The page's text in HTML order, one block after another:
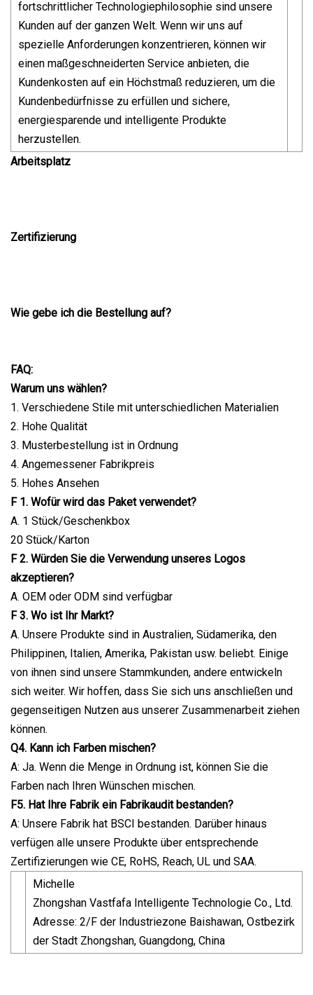
fortschrittlicher Technologiephilosophie sind unsere
Kunden auf der ganzen Welt. Wenn wir uns auf
spezielle Anforderungen konzentrieren, können wir
einen maßgeschneiderten Service anbieten, die
Kundenkosten auf ein Höchstmaß reduzieren, um die
Kundenbedürfnisse zu erfüllen und sichere,
energiesparende und intelligente Produkte
herzustellen.
Arbeitsplatz
Zertifizierung
Wie gebe ich die Bestellung auf?
FAQ:
Warum uns wählen?
1. Verschiedene Stile mit unterschiedlichen Materialien
2. Hohe Qualität
3. Musterbestellung ist in Ordnung
4. Angemessener Fabrikpreis
5. Hohes Ansehen
F 1. Wofür wird das Paket verwendet?
A. 1 Stück/Geschenkbox
20 Stück/Karton
F 2. Würden Sie die Verwendung unseres Logos
akzeptieren?
A. OEM oder ODM sind verfügbar
F 3. Wo ist Ihr Markt?
A. Unsere Produkte sind in Australien, Südamerika, den
Philippinen, Italien, Amerika, Pakistan usw. beliebt. Einige
von ihnen sind unsere Stammkunden, andere entwickeln
sich weiter. Wir hoffen, dass Sie sich uns anschließen und
gegenseitigen Nutzen aus unserer Zusammenarbeit ziehen
können.
Q4. Kann ich Farben mischen?
A: Ja. Wenn die Menge in Ordnung ist, können Sie die
Farben nach Ihren Wünschen mischen.
F5. Hat Ihre Fabrik ein Fabrikaudit bestanden?
A: Unsere Fabrik hat BSCI bestanden. Darüber hinaus
verfügen alle unsere Produkte über entsprechende
Zertifizierungen wie CE, RoHS, Reach, UL und SAA.
Michelle
Zhongshan Vastfafa Intelligente Technologie Co., Ltd.
Adresse: 2/F der Industriezone Baishawan, Ostbezirk
der Stadt Zhongshan, Guangdong, China